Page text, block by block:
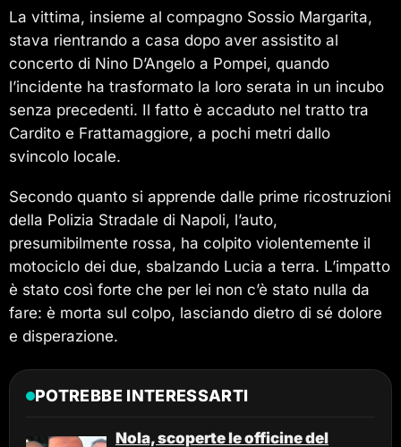
La vittima, insieme al compagno Sossio Margarita,
stava rientrando a casa dopo aver assistito al
concerto di Nino D’Angelo a Pompei, quando
l’incidente ha trasformato la loro serata in un incubo
senza precedenti. Il fatto è accaduto nel tratto tra
Cardito e Frattamaggiore, a pochi metri dallo
svincolo locale.
Secondo quanto si apprende dalle prime ricostruzioni
della Polizia Stradale di Napoli, l’auto,
presumibilmente rossa, ha colpito violentemente il
motociclo dei due, sbalzando Lucia a terra. L’impatto
è stato così forte che per lei non c’è stato nulla da
fare: è morta sul colpo, lasciando dietro di sé dolore
e disperazione.
POTREBBE INTERESSARTI
Nola, scoperte le officine del